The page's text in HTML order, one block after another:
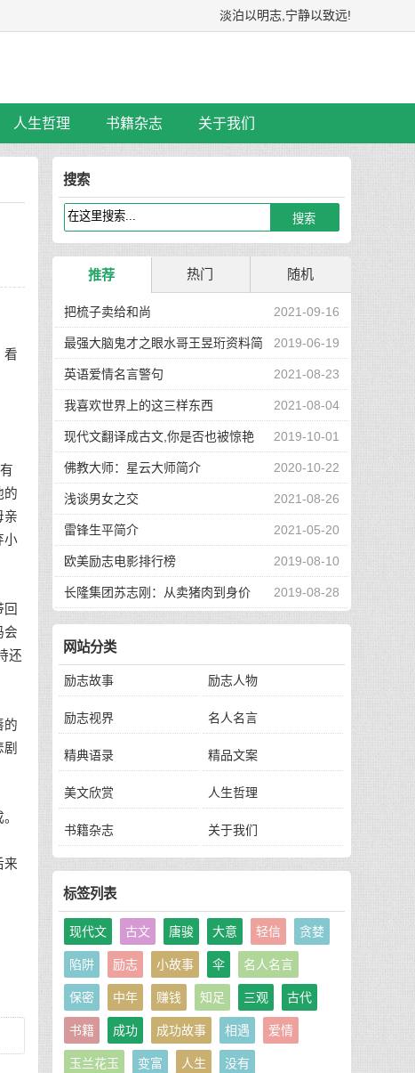
淡泊以明志,宁静以致远!
人生哲理 书籍杂志 关于我们
看
的
亲
小
会
还
的
来
搜索
推荐 热门 随机
2021-09-16
把梳子卖给和尚
2019-06-19
最强大脑鬼才之眼水哥王昱珩资料简
介 2021-08-23
英语爱情名言警句
2021-08-04
我喜欢世界上的这三样东西
2019-10-01
现代文翻译成古文,你是否也被惊艳
到了 2020-10-22
佛教大师：星云大师简介
2021-08-26
浅谈男女之交
2021-05-20
雷锋生平简介
2019-08-10
欧美励志电影排行榜
2019-08-28
长隆集团苏志刚：从卖猪肉到身价
130亿，他的秘诀是？
网站分类
励志故事 励志人物
励志视界 名人名言
精典语录 精品文案
美文欣赏 人生哲理
书籍杂志 关于我们
标签列表
现代文 古文 唐骏 大意 轻信 贪婪
陷阱 励志 小故事 伞 名人名言
保密 中年 赚钱 知足 三观 古代
书籍 成功 成功故事 相遇 爱情
玉兰花玉 变富 人生 没有